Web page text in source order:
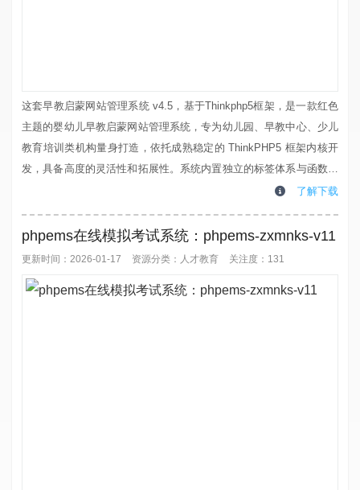
这套早教启蒙网站管理系统 v4.5，基于Thinkphp5框架，是一款红色
主题的婴幼儿早教启蒙网站管理系统，专为幼儿园、早教中心、少儿
教育培训类机构量身打造，依托成熟稳定的 ThinkPHP5 框架内核开
发，具备高度的灵活性和拓展性。系统内置独立的标签体系与函数系
统，大幅降低二次开发门槛，设计师可基于该系统快速定制符合品牌
用性经过市场验证。核心功能三端一体化适配：全面支持 PC 端、移
动端、小程序...
了解下载
phpems在线模拟考试系统：phpems-zxmnks-v11
更新时间：2026-01-17 资源分类： 人才教育 关注度：131